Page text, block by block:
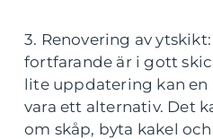
3. Renovering av
fortfarande är i gott
lite uppdatering kan en
vara ett alternativ. Det
om skåp, byta kakel